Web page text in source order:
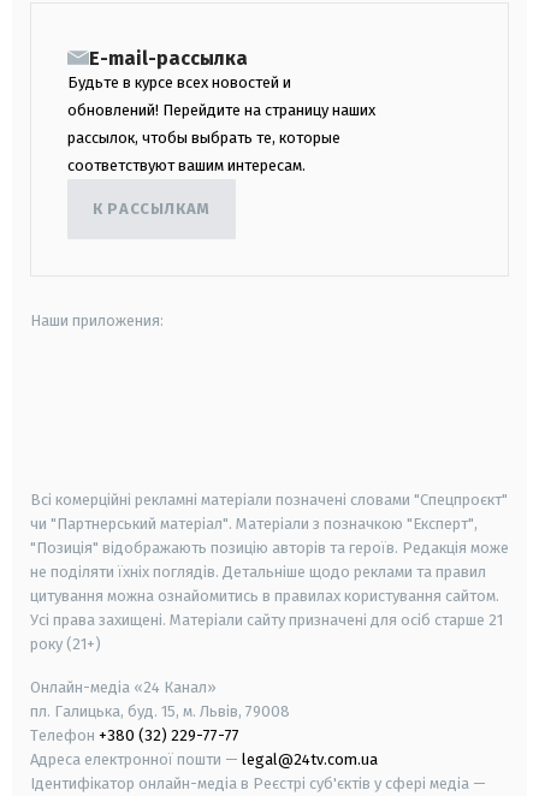
E-mail-рассылка
Будьте в курсе всех новостей и
обновлений! Перейдите на страницу наших
рассылок, чтобы выбрать те, которые
соответствуют вашим интересам.
К РАССЫЛКАМ
Наши приложения:
Всі комерційні рекламні матеріали позначені словами "Спецпроєкт"
чи "Партнерський матеріал". Матеріали з позначкою "Експерт",
"Позиція" відображають позицію авторів та героїв. Редакція може
не поділяти їхніх поглядів. Детальніше щодо реклами та правил
цитування можна ознайомитись в правилах користування сайтом.
Усі права захищені. Матеріали сайту призначені для осіб старше 21
року (21+)
Онлайн-медіа «24 Канал»
пл. Галицька, буд. 15, м. Львів, 79008
Телефон +380 (32) 229-77-77
Адреса електронної пошти — legal@24tv.com.ua
Ідентифікатор онлайн-медіа в Реєстрі суб'єктів у сфері медіа —